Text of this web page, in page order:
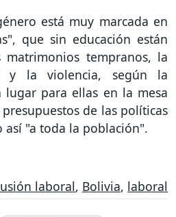
está muy marcada en
que sin educación están
matrimonios tempranos, la
y la violencia, según la
para ellas en la mesa
de las políticas
así "a toda la población".
laboral, Bolivia, laboral